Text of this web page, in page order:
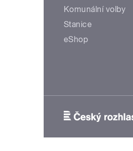
Komunální volby
Stanice
eShop